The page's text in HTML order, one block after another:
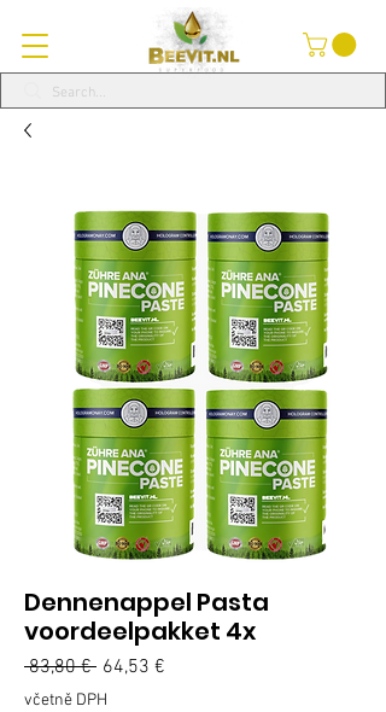
Dennenappel Pasta
voordeelpakket 4x
83,80 € Běžná
cena
64,53 €
včetně DPH